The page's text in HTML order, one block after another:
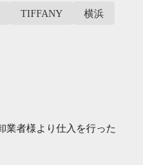
TIFFANY 横浜
業者様より仕入を行った